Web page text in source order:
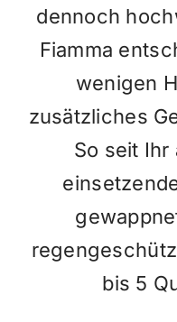
dennoch
Fiamma
wenigen
zusätzliches
So seit
bis 5